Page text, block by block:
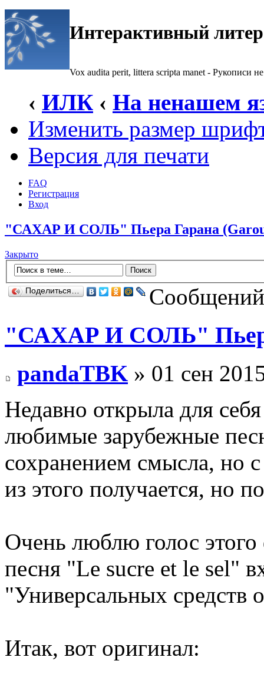
Интерактивный
Vox audita perit, littera scripta manet - Рукописи не
‹ ИЛК ‹ На ненашем
Изменить размер
Версия для печати
FAQ
Регистрация
Вход
"САХАР И СОЛЬ" Пьера Гарана
Закрыто
Поделиться…
"САХАР И СОЛЬ"
pandaTBK » 01 сен
Недавно открыла для
любимые зарубежные
сохранением смысла, но
из этого получается, но
Очень люблю голос
песня "Le sucre et le sel"
"Универсальных средств
Итак, вот оригинал: